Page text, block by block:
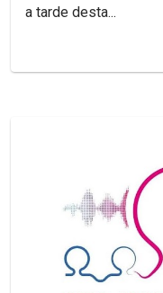
a tarde desta...